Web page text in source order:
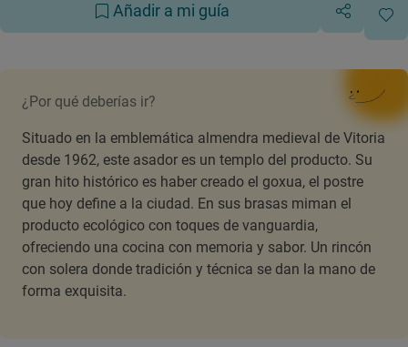
Añadir a mi guía
¿Por qué deberías ir?
Situado en la emblemática almendra medieval de Vitoria
desde 1962, este asador es un templo del producto. Su
gran hito histórico es haber creado el goxua, el postre
que hoy define a la ciudad. En sus brasas miman el
producto ecológico con toques de vanguardia,
ofreciendo una cocina con memoria y sabor. Un rincón
con solera donde tradición y técnica se dan la mano de
forma exquisita.